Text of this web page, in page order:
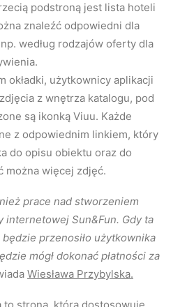
podstroną jest lista hoteli
znaleźć odpowiedni dla
według rodzajów oferty dla
okładki, użytkownicy aplikacji
z wnętrza katalogu, pod
są ikonką Viuu. Każde
z odpowiednim linkiem, który
do opisu obiektu oraz do
można więcej zdjęć.
prace nad stworzeniem
Sun&Fun. Gdy ta
przenosiło użytkownika
mógł dokonać płatności za
Wiesława Przybylska.